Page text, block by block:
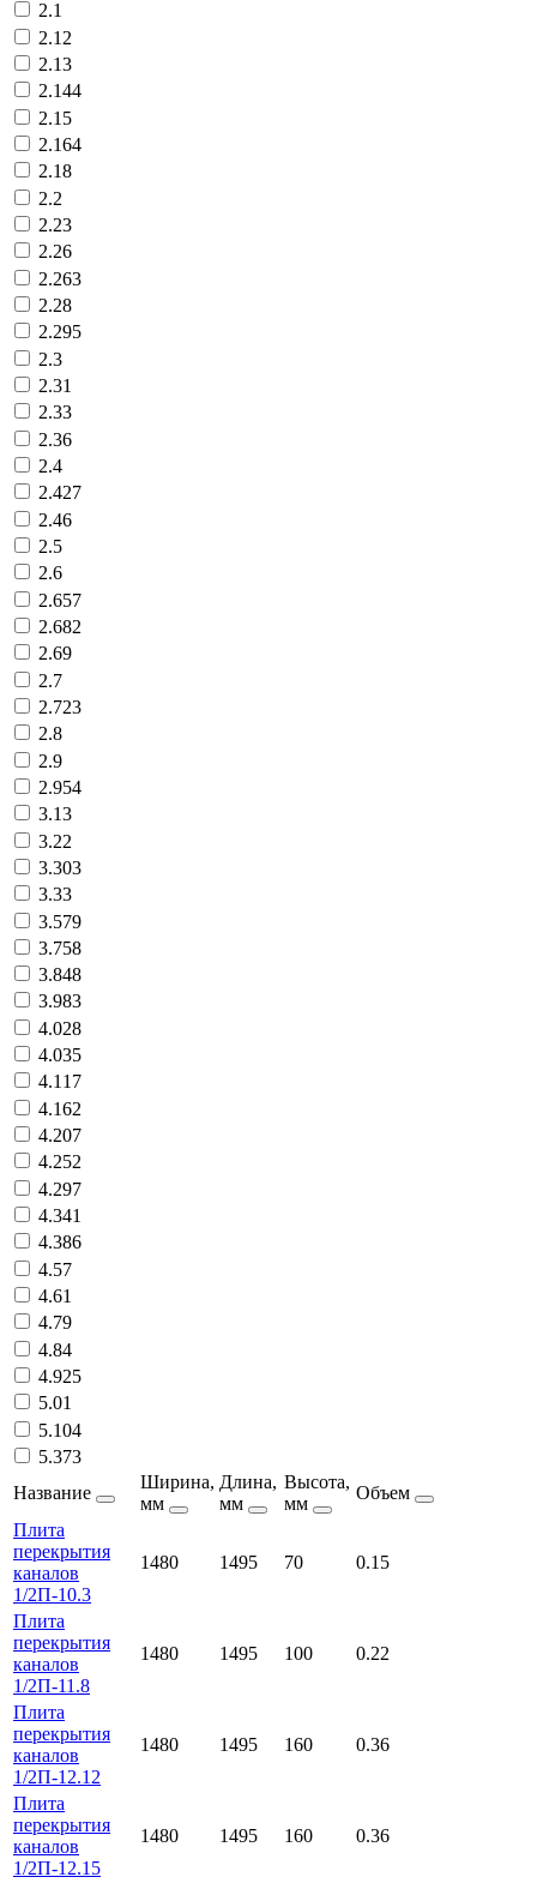
2.1
2.12
2.13
2.144
2.15
2.164
2.18
2.2
2.23
2.26
2.263
2.28
2.295
2.3
2.31
2.33
2.36
2.4
2.427
2.46
2.5
2.6
2.657
2.682
2.69
2.7
2.723
2.8
2.9
2.954
3.13
3.22
3.303
3.33
3.579
3.758
3.848
3.983
4.028
4.035
4.117
4.162
4.207
4.252
4.297
4.341
4.386
4.57
4.61
4.79
4.84
4.925
5.01
5.104
5.373
Название
Ширина,
мм
Длина,
мм
Высота,
мм
Объем
Плита
перекрытия
каналов
1/2П-10.3
1480 1495 70 0.15
Плита
перекрытия
каналов
1/2П-11.8
1480 1495 100 0.22
Плита
перекрытия
каналов
1/2П-12.12
1480 1495 160 0.36
Плита
перекрытия
каналов
1/2П-12.15
1480 1495 160 0.36